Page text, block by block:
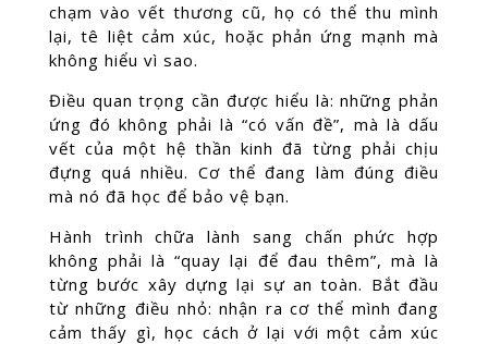
chạm vào vết thương cũ, họ có thể thu mình
lại, tê liệt cảm xúc, hoặc phản ứng mạnh mà
không hiểu vì sao.
Điều quan trọng cần được hiểu là: những phản
ứng đó không phải là “có vấn đề”, mà là dấu
vết của một hệ thần kinh đã từng phải chịu
đựng quá nhiều. Cơ thể đang làm đúng điều
mà nó đã học để bảo vệ bạn.
Hành trình chữa lành sang chấn phức hợp
không phải là “quay lại để đau thêm”, mà là
từng bước xây dựng lại sự an toàn. Bắt đầu
từ những điều nhỏ: nhận ra cơ thể mình đang
cảm thấy gì, học cách ở lại với một cảm xúc